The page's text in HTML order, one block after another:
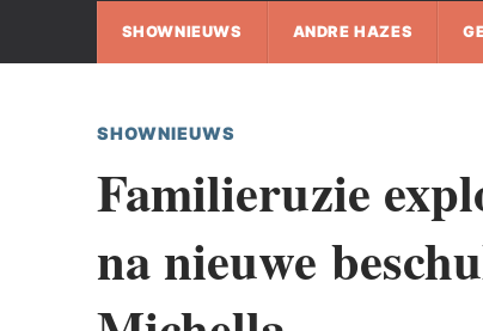
SHOWNIEUWS ANDRE HAZES
SHOWNIEUWS
Familieruzie
na nieuwe